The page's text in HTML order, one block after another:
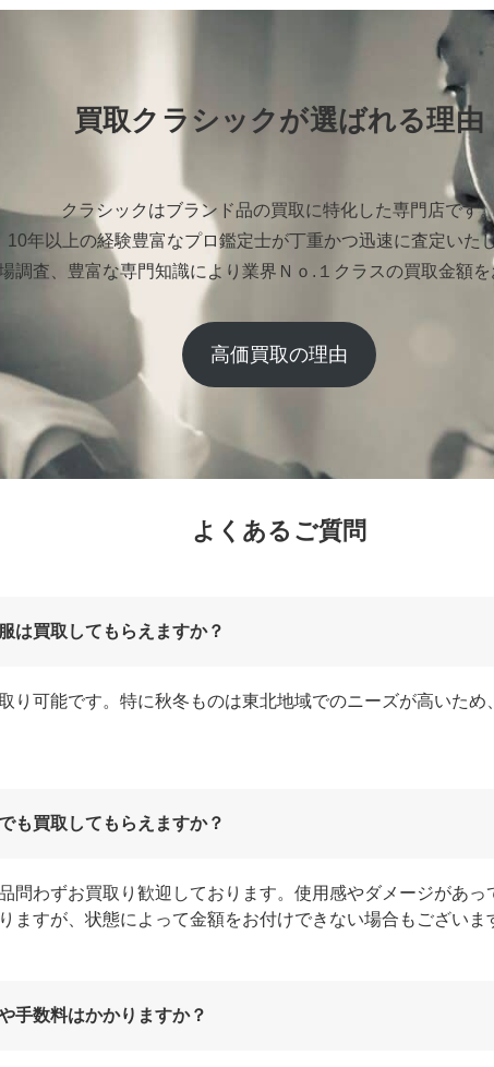
買取クラシックが選ばれる理由
クラシックはブランド品の買取に特化した専門店です。
10年以上の経験豊富なプロ鑑定士が丁重かつ迅速に査定いたし
場調査、豊富な専門知識により業界Ｎｏ.１クラスの買取金額を
高価買取の理由
よくあるご質問
は買取してもらえますか？
り可能です。特に秋冬ものは東北地域でのニーズが高いため
も買取してもらえますか？
問わずお買取り歓迎しております。使用感やダメージがあっ
ますが、状態によって金額をお付けできない場合もございま
手数料はかかりますか？